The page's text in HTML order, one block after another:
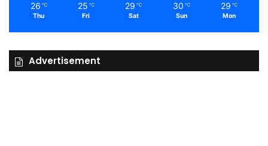
26 ℃
Thu
25 ℃
Fri
29 ℃
Sat
30 ℃
Sun
29 ℃
Mon
Advertisement